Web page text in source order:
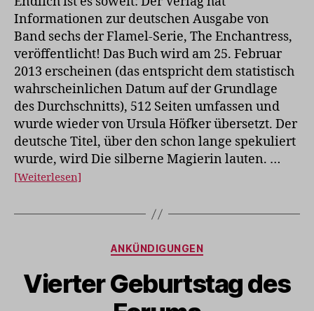
auf
Deutsch
Informationen zur deutschen Ausgabe von
Band sechs der Flamel-Serie, The Enchantress,
veröffentlicht! Das Buch wird am 25. Februar
2013 erscheinen (das entspricht dem statistisch
wahrscheinlichen Datum auf der Grundlage
des Durchschnitts), 512 Seiten umfassen und
wurde wieder von Ursula Höfker übersetzt. Der
deutsche Titel, über den schon lange spekuliert
wurde, wird Die silberne Magierin lauten. …
[Weiterlesen]
Kategorien
ANKÜNDIGUNGEN
Vierter Geburtstag des